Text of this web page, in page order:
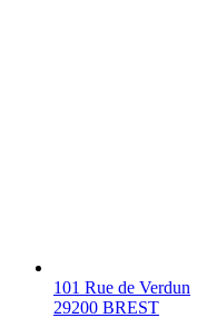
101 Rue de Verdun
29200 BREST